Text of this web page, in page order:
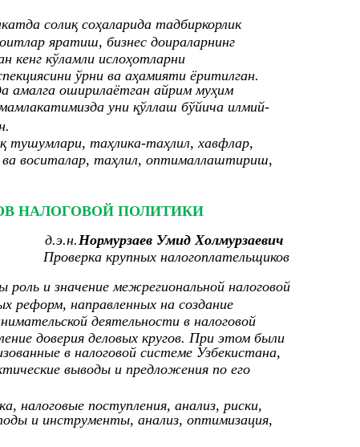
солиқ соҳаларида тадбиркорлик
яратиш, бизнес доираларнинг
кенг кўламли ислоҳотларни
ўрни ва аҳамияти ёритилган.
амалга оширилаётган айрим муҳим
уни қўллаш бўйича илмий-
тушумлари, таҳлика-таҳлил, хавфлар,
ва воситалар, таҳлил, оптималлаштириш,
НАЛОГОВОЙ ПОЛИТИКИ
д.э.н.Нормурзаев Умид Холмурзаевич
Проверка крупных налогоплательщиков
и значение межрегиональной налоговой
реформ, направленных на создание
деятельности в налоговой
доверия деловых кругов. При этом были
в налоговой системе Узбекистана,
выводы и предложения по его
налоговые поступления, анализ, риски,
и инструменты, анализ, оптимизация,